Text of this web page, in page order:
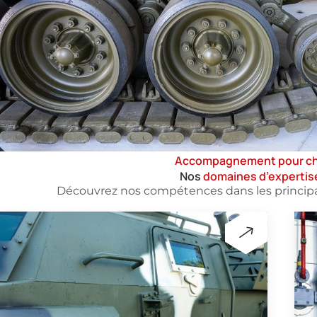
Nosdomaines
Accompagnement pour
Découvrez nos compétences dans les